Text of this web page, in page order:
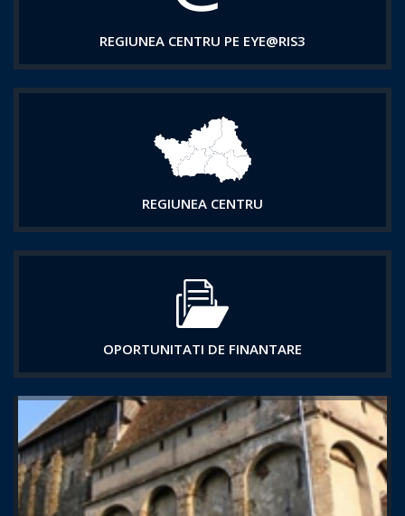
REGIUNEA CENTRU PE EYE@RIS3
REGIUNEA CENTRU
OPORTUNITATI DE FINANTARE